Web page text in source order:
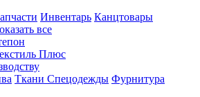
Инвентарь Канцтовары
все
Плюс
Ткани Спецодежды Фурнитура